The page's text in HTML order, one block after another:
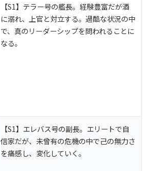
【S1】テラー号の艦長。経験豊富だが酒
に溺れ、上官と対立する。過酷な状況の中
で、真のリーダーシップを問われることに
なる。
【S1】エレバス号の副長。エリートで自
信家だが、未曾有の危機の中で己の無力さ
を痛感し、変化していく。